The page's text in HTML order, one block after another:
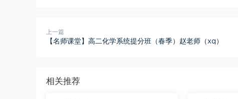
上一篇
【名师课堂】高二化学系统提分班（春季）赵老师（xq）
相关推荐